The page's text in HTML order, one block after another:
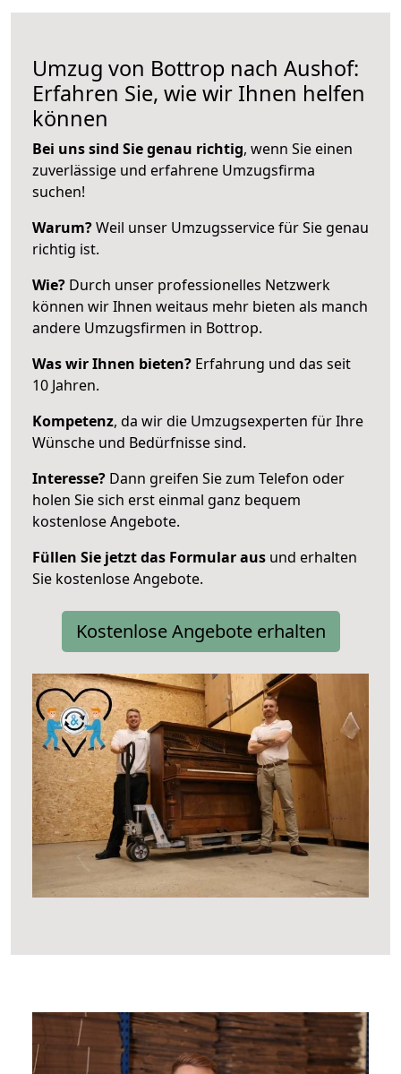
Umzug von Bottrop nach Aushof:
Erfahren Sie, wie wir Ihnen helfen
können
Bei uns sind Sie genau richtig, wenn Sie einen
zuverlässige und erfahrene Umzugsfirma
suchen!
Warum?Weil unser Umzugsservice für Sie genau
richtig ist.
Wie? Durch unser professionelles Netzwerk
können wir Ihnen weitaus mehr bieten als manch
andere Umzugsfirmen in Bottrop.
Was wir Ihnen bieten? Erfahrung und das seit
10 Jahren.
Kompetenz, da wir die Umzugsexperten für Ihre
Wünsche und Bedürfnisse sind.
Interesse? Dann greifen Sie zum Telefon oder
holen Sie sich erst einmal ganz bequem
kostenlose Angebote.
Füllen Sie jetzt das Formular aus und erhalten
Sie kostenlose Angebote.
Kostenlose Angebote erhalten